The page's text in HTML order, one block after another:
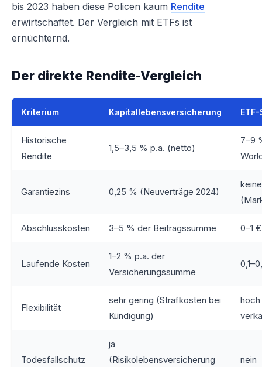
bis 2023 haben diese Policen kaum Rendite
erwirtschaftet. Der Vergleich mit ETFs ist
ernüchternd.
Der direkte Rendite-Vergleich
Kriterium Kapitallebensversicherung
Historische
Rendite
1,5–3,5 % p.a. (netto)
7–9
Garantiezins 0,25 % (Neuverträge 2024)
Abschlusskosten 3–5 % der Beitragssumme 0–1
Laufende Kosten
1–2 % p.a. der
Versicherungssumme
Flexibilität
sehr gering (Strafkosten bei
Kündigung)
Todesfallschutz
ja
(Risikolebensversicherung
nein